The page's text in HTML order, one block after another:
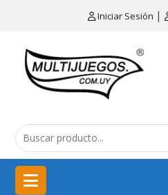
Iniciar Sesión |
MENÚ
de
cocina
China
importación